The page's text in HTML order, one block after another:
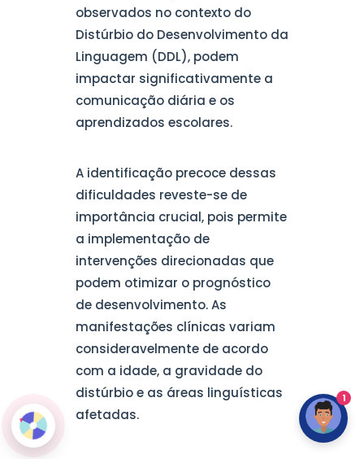
observados no contexto do
Distúrbio do Desenvolvimento da
Linguagem (DDL), podem
impactar significativamente a
comunicação diária e os
aprendizados escolares.
A identificação precoce dessas
dificuldades reveste-se de
importância crucial, pois permite
a implementação de
intervenções direcionadas que
podem otimizar o prognóstico
de desenvolvimento. As
manifestações clínicas variam
consideravelmente de acordo
com a idade, a gravidade do
distúrbio e as áreas linguísticas
afetadas.
1